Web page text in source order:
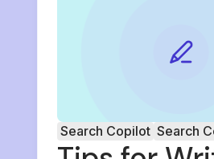
Search Copilot Search